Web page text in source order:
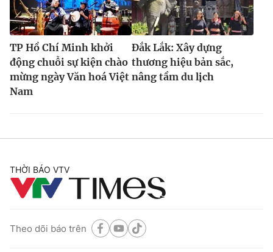
TP Hồ Chí Minh khởi
động chuỗi sự kiện chào
mừng ngày Văn hoá Việt
Nam
Đắk Lắk: Xây dựng
thương hiệu bản sắc,
nâng tầm du lịch
THỜI BÁO VTV
Theo dõi báo trên